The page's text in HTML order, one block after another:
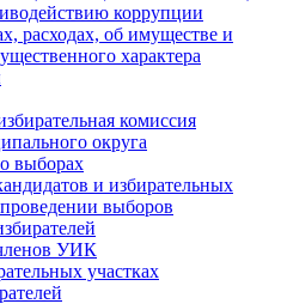
коррупции
расходах, об имуществе и
характера
комиссия
округа
выборах
и избирательных
выборов
УИК
участках